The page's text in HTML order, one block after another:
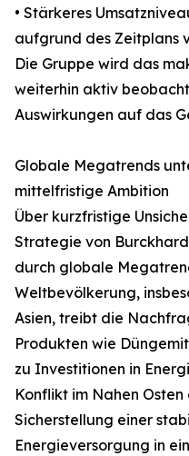
• Stärkeres
aufgrund des Zeitplans
Die Gruppe wird das
weiterhin aktiv
Auswirkungen auf das
Globale Megatrends
mittelfristige Ambition
Über kurzfristige
Strategie von
durch globale
Weltbevölkerung,
Asien, treibt die
Produkten wie
zu Investitionen in
Konflikt im Nahen
Sicherstellung einer
Energieversorgung in